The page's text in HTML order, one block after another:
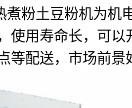
煮粉土豆粉机为机
使用寿命长，可
等配送，市场前